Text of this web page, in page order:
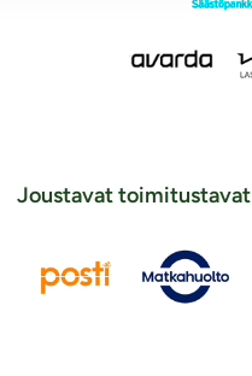
Joustavat toimitustavat